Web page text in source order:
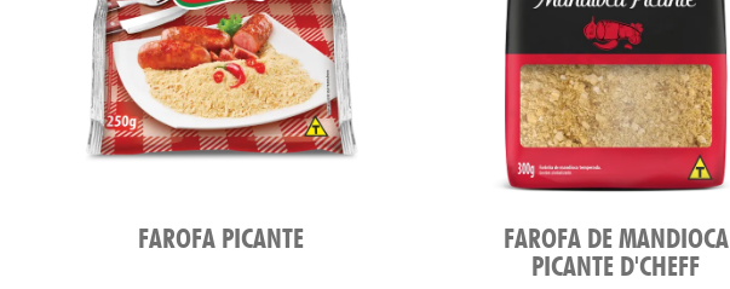
FAROFA PICANTE
FAROFA DE MANDIOCA
PICANTE D'CHEFF